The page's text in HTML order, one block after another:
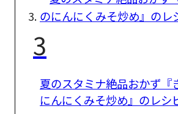
3
夏のスタミナ絶品おかず『
にんにくみそ炒め』のレシ